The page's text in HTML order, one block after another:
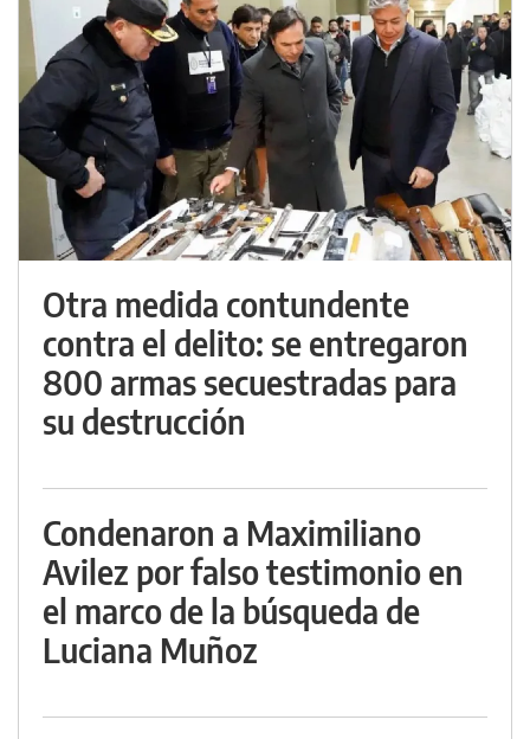
Otra medida contundente
contra el delito: se entregaron
800 armas secuestradas para
su destrucción
Condenaron a Maximiliano
Avilez por falso testimonio en
el marco de la búsqueda de
Luciana Muñoz